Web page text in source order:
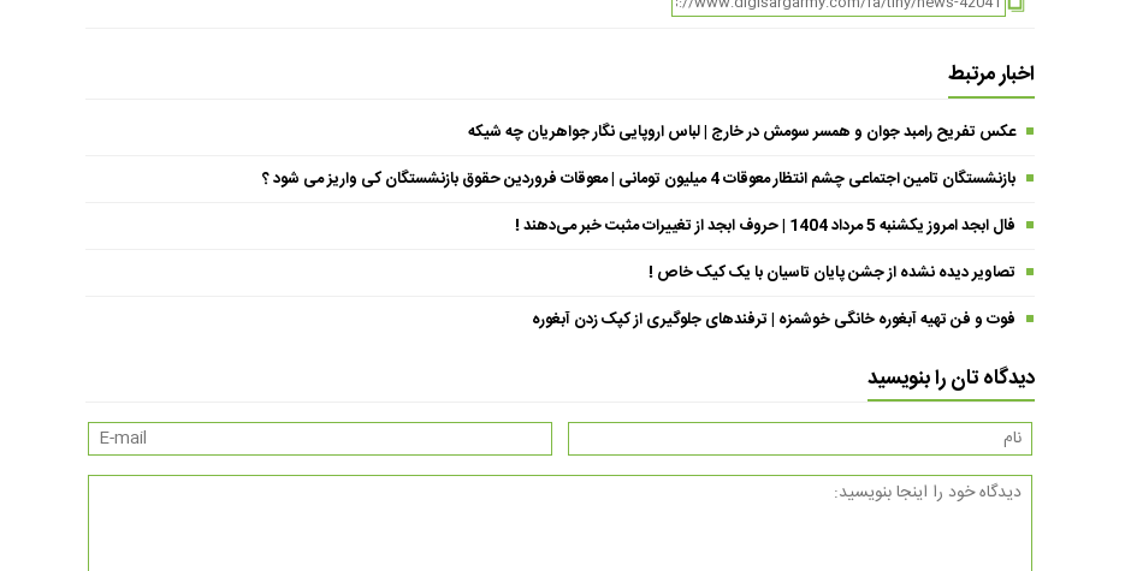
اخبار مرتبط
عکس تفریح رامبد جوان و همسر سومش در خارج | لباس اروپایی نگار جواهریان چه شیکه
بازنشستگان تامین اجتماعی چشم انتظار معوقات 4 میلیون تومانی | معوقات فروردین حقوق بازنشستگان کی واریز می شود ؟
فال ابجد امروز یکشنبه 5 مرداد 1404 | حروف ابجد از تغییرات مثبت خبر می‌دهند !
تصاویر دیده نشده از جشن پایان تاسیان با یک کیک خاص !
فوت و فن تهیه آبغوره خانگی خوشمزه | ترفندهای جلوگیری از کپک زدن آبغوره
دیدگاه تان را بنویسید